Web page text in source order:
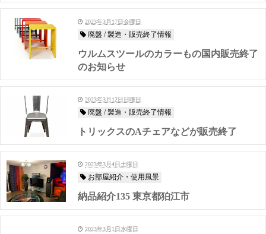
2023年3月17日金曜日
廃盤 / 製造・販売終了情報
ウルムスツールのカラーもの国内販売終了
のお知らせ
2023年3月12日日曜日
廃盤 / 製造・販売終了情報
トリックスのAチェアなどが販売終了
2023年3月4日土曜日
お部屋紹介・使用風景
納品紹介135 東京都狛江市
2023年3月1日水曜日